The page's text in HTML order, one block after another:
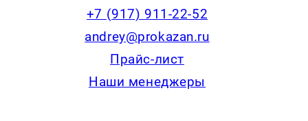
+7 (917) 911-22-52
andrey@prokazan.ru
Прайс-лист
Наши менеджеры